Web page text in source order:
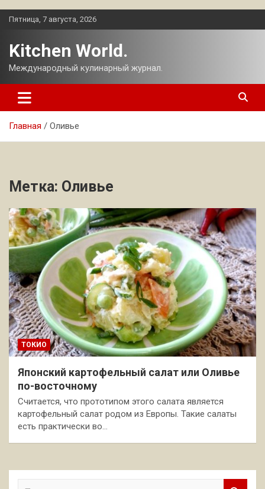
Перейти
Пятница, 7 августа, 2026
Kitchen World.
Международный кулинарный журнал.
Главная Оливье
Метка: Оливье
ТОКИО
Японский картофельный салат или Оливье
по-восточному
Считается, что прототипом этого салата является
картофельный салат родом из Европы. Такие салаты
есть практически во…